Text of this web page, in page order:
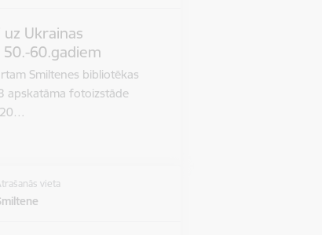
Ukrainas
60.gadiem
Smiltenes bibliotēkas
apskatāma fotoizstāde
20…
vieta